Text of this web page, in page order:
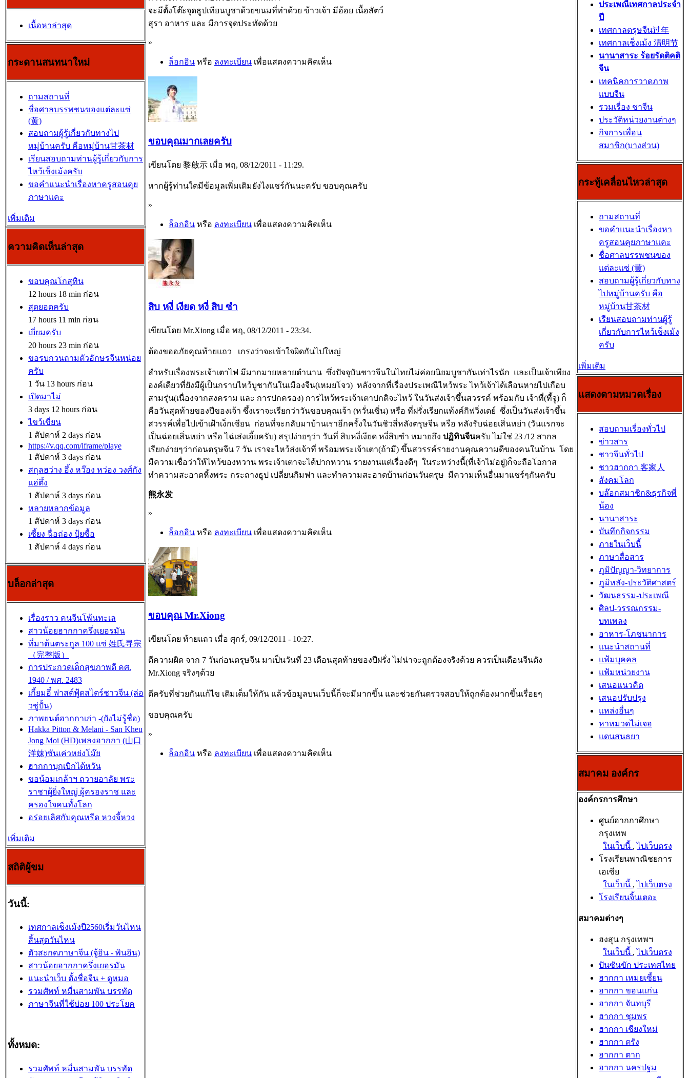
เนื้อหาล่าสุด
กระดานสนทนาใหม่
ถามสถานที่
ชื่อศาลบรรพชนของแต่ละแซ่
(黄)
สอบถามผู้รู้เกี่ยวกับทางไป
หมู่บ้านครับ คือหมู่บ้าน甘茶材
เรียนสอบถามท่านผู้รู้เกี่ยวกับการ
ไหว้เช็งเม้งครับ
ขอคำแนะนำเรื่องหาครูสอนคุย
ภาษาแคะ
เพิ่มเติม
ความคิดเห็นล่าสุด
ขอบคุณโกสุทิน
12 hours 18 min ก่อน
สุดยอดครับ
17 hours 11 min ก่อน
เยี่ยมครับ
20 hours 23 min ก่อน
ขอรบกวนถามตัวอักษรจีนหน่อย
ครับ
1 วัน 13 hours ก่อน
เปิดมาไม่
3 days 12 hours ก่อน
ไขว้เขี่ยน
1 สัปดาห์ 2 days ก่อน
https://v.qq.com/iframe/playe
1 สัปดาห์ 3 days ก่อน
สกุลฮว่าง อึ้ง หว๊อง หว่อง วงศ์กัง
แฮ่ตึ้ง
1 สัปดาห์ 3 days ก่อน
หลายหลากข้อมูล
1 สัปดาห์ 3 days ก่อน
เซี้ยง ฉื่อถ่อง ปุ้ยซื้อ
1 สัปดาห์ 4 days ก่อน
บล็อกล่าสุด
เรื่องราว คนจีนโพ้นทะเล
สาวน้อยฮากกาครึ่งเยอรมัน
ที่มาต้นตระกูล 100 แซ่ 姓氏寻宗
（完整版）
การประกวดเด็กสุขภาพดี คศ.
1940 / พศ. 2483
เกี้ยมอี๋ ฟาสต์ฟู้ดสไตร์ชาวจีน (ล่อ
วชู่ปั้น)
ภาพยนต์ฮากกาเก่า -(ยังไม่รู้ชื่อ)
Hakka Pitton & Melani - San Kheu
Jong Moi (HD)เพลงฮากกา (山口
洋妺)ซันเค่วหย่งโม๊ย
ฮากกาบุกเบิกไต้หวัน
ขอน้อมเกล้าฯ ถวายอาลัย พระ
ราชาผู้ยิ่งใหญ่ ผู้ครองราช และ
ครองใจคนทั้งโลก
อร่อยเลิศกับคุณหรีด หวงจี้หวง
เพิ่มเติม
สถิติผู้ขม
วันนี้:
เทศกาลเช็งเม้งปี2560เริ่มวันไหน
สิ้นสุดวันไหน
ตัวสะกดภาษาจีน (จู้อิน - พินอิน)
สาวน้อยฮากกาครึ่งเยอรมัน
แนะนำเว็บ ตั้งชื่อจีน + ดูหมอ
รวมศัพท์ หมื่นสามพัน บรรทัด
ภาษาจีนที่ใช้บ่อย 100 ประโยค
ทั้งหมด:
รวมศัพท์ หมื่นสามพัน บรรทัด
จะมีตั้งโต๊ะจุดธูปเทียนบูชาด้วยขนมที่ทำด้วย ข้าวเจ้า มีอ้อย เนื้อสัตว์
สุรา อาหาร และ มีการจุดประทัดด้วย
»
ล็อกอิน หรือ ลงทะเบียน เพื่อแสดงความคิดเห็น
ขอบคุณมากเลยครับ
เขียนโดย 黎啟示 เมื่อ พฤ, 08/12/2011 - 11:29.
หากผู้รู้ท่านใดมีข้อมูลเพิ่มเติมยังไงแชร์กันนะครับ ขอบคุณครับ
»
ล็อกอิน หรือ ลงทะเบียน เพื่อแสดงความคิดเห็น
สิบ หงี่ เงียด หงี่ สิบ ซำ
เขียนโดย Mr.Xiong เมื่อ พฤ, 08/12/2011 - 23:34.
ต้องขออภัยคุณท้ายแถว เกรงว่าจะเข้าใจผิดกันไปใหญ่
สำหรับเรื่องพระเจ้าเตาไฟ มีมากมายหลายตำนาน ซึ่งปัจจุบันชาวจีนในไทยไม่ค่อยนิยมบูชากันเท่าไรนัก และเป็นเจ้าเพียง
องค์เดียวที่ยังมีผู้เป็นกราบไหว้บูชากันในเมืองจีน(เหมยโจว) หลังจากที่เรื่องประเพณีไหว้พระ ไหว้เจ้าได้เลือนหายไปเกือบ
สามรุ่น(เนื่องจากสงคราม และ การปกครอง) การไหว้พระเจ้าเตาปกติจะไหว้ ในวันส่งเจ้าขึ้นสวรรค์ พร้อมกับ เจ้าที่(ที้จู) ก็
คือวันสุดท้ายของปีของเจ้า ซึ้งเราจะเรียกว่าวันขอบคุณเจ้า (หวั่นเซิ่น) หรือ ที่ฝรั่งเรียกแท้งค์กิฟวิ่งเดย์ ซึ่งเป็นวันส่งเจ้าขึ้น
สวรรค์เพื่อไปเข้าเฝ้าเง็กเซียน ก่อนที่จะกลับมาบ้านเราอีกครั้งในวันชิวสี่หลังตรุษจีน หรือ หลังรับฉ่อยเสิ่นหย่า (วันแรกจะ
เป็นฉ่อยเสิ่นหย่า หรือ ไฉ่เส่งเอี้ยครับ) สรุปง่ายๆว่า วันที่ สิบหงี่เงียด หงี่สิบซำ หมายถึง ปฏิทินจีนครับ ไม่ใช่ 23 /12 สากล
เรียกง่ายๆว่าก่อนตรุษจีน 7 วัน เราจะไหว้ส่งเจ้าที่ พร้อมพระเจ้าเตา(ถ้ามี) ขึ้นสวรรค์รายงานคุณความดีของคนในบ้าน โดย
มีความเชื่อว่าให้ไหว้ของหวาน พระเจ้าเตาจะได้ปากหวาน รายงานแต่เรื่องดีๆ ในระหว่างนี้(ที่เจ้าไม่อยู่)ก็จะถือโอกาส
ทำความสะอาดหิ้งพระ กระถางธูป เปลี่ยนกิมฟา และทำความสะอาดบ้านก่อนวันตรุษ มีความเห็นอื่นมาแชร์ๆกันครับ
熊永发
»
ล็อกอิน หรือ ลงทะเบียน เพื่อแสดงความคิดเห็น
ขอบคุณ Mr.Xiong
เขียนโดย ท้ายแถว เมื่อ ศุกร์, 09/12/2011 - 10:27.
ตีความผิด จาก 7 วันก่อนตรุษจีน มาเป็นวันที่ 23 เดือนสุดท้ายของปีฝรั่ง ไม่น่าจะถูกต้องจริงด้วย ควรเป็นเดือนจีนดัง
Mr.Xiong จริงๆด้วย
ดีครับที่ช่วยกันแก้ไข เติมเต็มให้กัน แล้วข้อมูลบนเว็บนี้ก็จะมีมากขึ้น และช่วยกันตรวจสอบให้ถูกต้องมากขึ้นเรื่อยๆ
ขอบคุณครับ
»
ล็อกอิน หรือ ลงทะเบียน เพื่อแสดงความคิดเห็น
ประเพณีเทศกาลประจำ
ปี
เทศกาลตรุษจีน过年
เทศกาลเช็งเม้ง 清明节
นานาสาระ ร้อยรัดติคติ
จีน
เทคนิคการวาดภาพ
แบบจีน
รวมเรื่อง ชาจีน
ประวัติหน่วยงานต่างๆ
กิจการเพื่อน
สมาชิก(บางส่วน)
กระทู้เคลื่อนไหวล่าสุด
ถามสถานที่
ขอคำแนะนำเรื่องหา
ครูสอนคุยภาษาแคะ
ชื่อศาลบรรพชนของ
แต่ละแซ่ (黄)
สอบถามผู้รู้เกี่ยวกับทาง
ไปหมู่บ้านครับ คือ
หมู่บ้าน甘茶材
เรียนสอบถามท่านผู้รู้
เกี่ยวกับการไหว้เช็งเม้ง
ครับ
เพิ่มเติม
แสดงตามหมวดเรื่อง
สอบถามเรื่องทั่วไป
ข่าวสาร
ชาวจีนทั่วไป
ชาวฮากกา 客家人
สังคมโลก
บล๊อกสมาชิก&ธุรกิจพี่
น้อง
นานาสาระ
บันทึกกิจกรรม
ภายในเว็บนี้
ภาษาสื่อสาร
ภูมิปัญญา-วิทยาการ
ภูมิหลัง-ประวัติศาสตร์
วัฒนธรรม-ประเพณี
ศิลป-วรรณกรรม-
บทเพลง
อาหาร-โภชนาการ
แนะนำสถานที่
แฟ้มบุคคล
แฟ้มหน่วยงาน
เสนอแนวคิด
เสนอปรับปรุง
แหล่งอื่นๆ
หาหมวดไม่เจอ
แดนสนธยา
สมาคม องค์กร
องค์กรการศึกษา
ศูนย์ฮากกาศึกษา
กรุงเทพ
ในเว็บนี้ ,ไปเว็บตรง
โรงเรียนพาณิชยการ
เอเซีย
ในเว็บนี้ ,ไปเว็บตรง
โรงเรียนจิ้นเตอะ
สมาคมต่างๆ
ฮงสุน กรุงเทพฯ
ในเว็บนี้ ,ไปเว็บตรง
ปันซันขัก ประเทศไทย
ฮากกา เหมยเซี้ยน
ฮากกา ขอนแก่น
ฮากกา จันทบุรี
ฮากกา ชุมพร
ฮากกา เชียงใหม่
ฮากกา ตรัง
ฮากกา ตาก
ฮากกา นครปฐม